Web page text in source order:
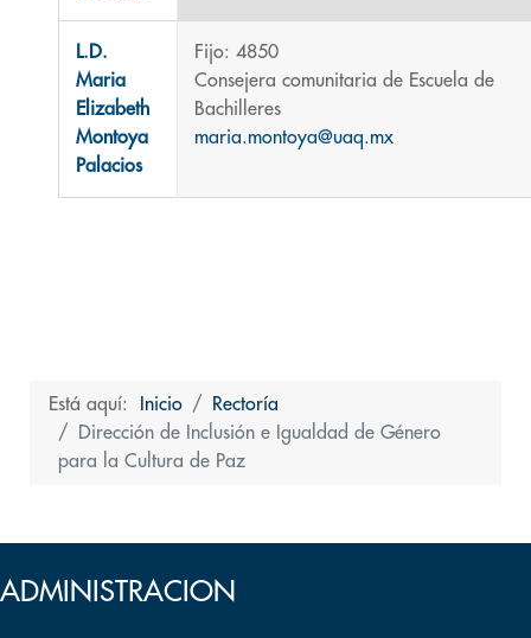
L.D.
Maria
Elizabeth
Montoya
Palacios
Fijo: 4850
Consejera comunitaria de Escuela de
Bachilleres
maria.montoya@uaq.mx
Está aquí: Inicio
Rectoría
Dirección de Inclusión e Igualdad de Género
para la Cultura de Paz
ADMINISTRACION